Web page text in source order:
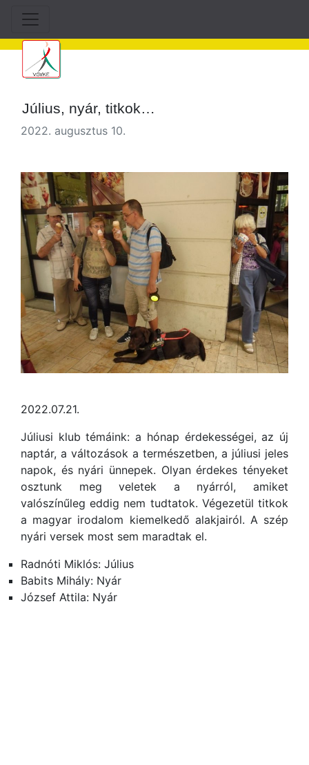
Július, nyár, titkok…
2022. augusztus 10.
2022.07.21.
Júliusi klub témáink: a hónap érdekességei, az új
naptár, a változások a természetben, a júliusi jeles
napok, és nyári ünnepek. Olyan érdekes tényeket
osztunk meg veletek a nyárról, amiket
valószínűleg eddig nem tudtatok. Végezetül titkok
a magyar irodalom kiemelkedő alakjairól. A szép
nyári versek most sem maradtak el.
Radnóti Miklós: Július
Babits Mihály: Nyár
József Attila: Nyár